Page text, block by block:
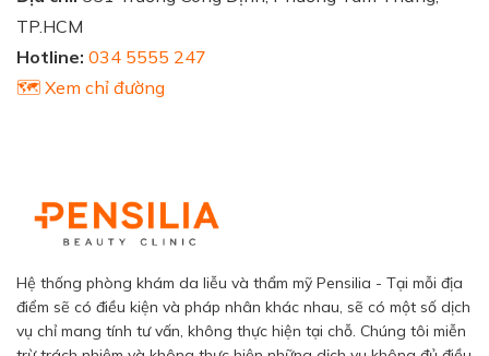
TP.HCM
Hotline: 034 5555 247
🗺️ Xem chỉ đường
Hệ thống phòng khám da liễu và thẩm mỹ Pensilia - Tại mỗi địa
điểm sẽ có điều kiện và pháp nhân khác nhau, sẽ có một số dịch
vụ chỉ mang tính tư vấn, không thực hiện tại chỗ. Chúng tôi miễn